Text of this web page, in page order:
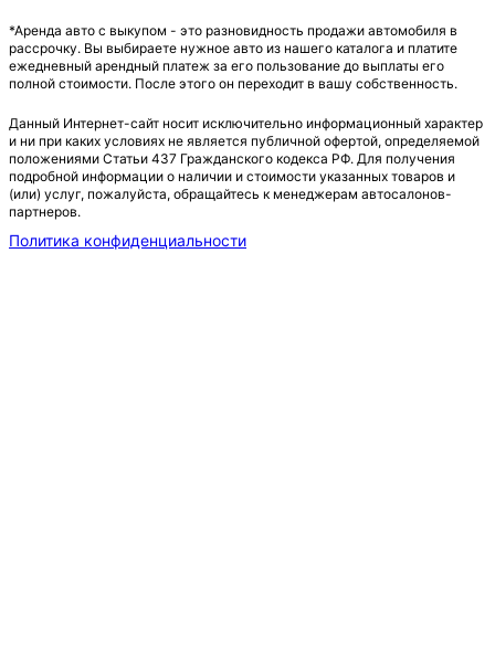
*Аренда авто с выкупом - это разновидность продажи автомобиля в
рассрочку. Вы выбираете нужное авто из нашего каталога и платите
ежедневный арендный платеж за его пользование до выплаты его
полной стоимости. После этого он переходит в вашу собственность.
Данный Интернет-сайт носит исключительно информационный характер
и ни при каких условиях не является публичной офертой, определяемой
положениями Статьи 437 Гражданского кодекса РФ. Для получения
подробной информации о наличии и стоимости указанных товаров и
(или) услуг, пожалуйста, обращайтесь к менеджерам автосалонов-
партнеров.
Политика конфиденциальности